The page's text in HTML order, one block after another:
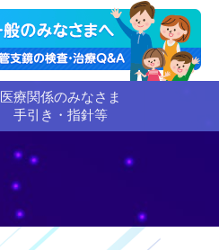
医療関係のみなさま
手引き・指針等